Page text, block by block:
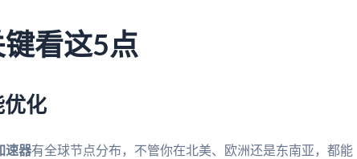
看这5点
优化
速器有全球节点分布，不管你在北美、欧洲还是东南亚，都能